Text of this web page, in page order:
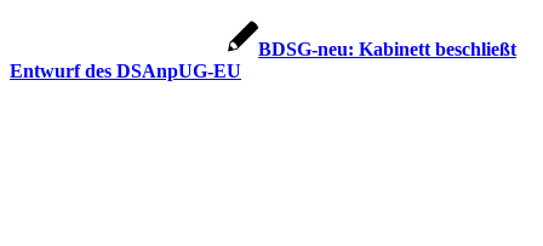
BDSG-neu: Kabinett beschließt
Entwurf des DSAnpUG-EU